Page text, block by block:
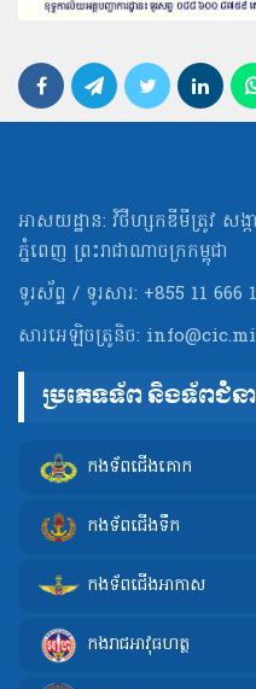
អាសយដ្ឋាន: វិថីហ្សកឌីមីត្រូវ សង្ក
ភ្នំពេញ ព្រះរាជាណាចក្រកម្ពុជា
ទូរស័ព្ទ / ទូរសារ: +855 11 666
សារអេឡិចត្រូនិច:
ប្រភេទទ័ព និងទ័ពជំន
កងទ័ពជើងគោក
កងទ័ពជើងទឹក
កងទ័ពជើងអាកាស
កងរាជអាវុធហត្ថ